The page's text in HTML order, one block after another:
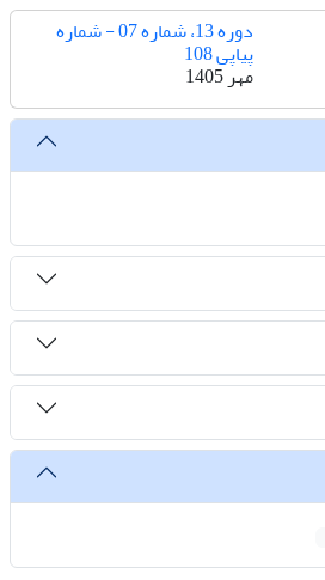
دوره 13، شماره 07 - شماره
پیاپی 108
مهر 1405